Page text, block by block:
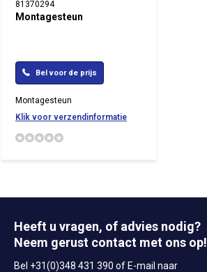
81370294
Montagesteun
Bel voor de prijs
Montagesteun
Klik voor verzendinformatie
Heeft u vragen, of advies nodig?
Neem gerust contact met ons op!
Bel +31(0)348 431 390 of E-mail naar